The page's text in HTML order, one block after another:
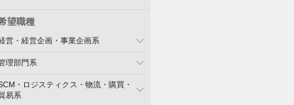
望職種
営・経営企画・事業企画系
理部門系
・ロジスティクス・物流・購買・
易系